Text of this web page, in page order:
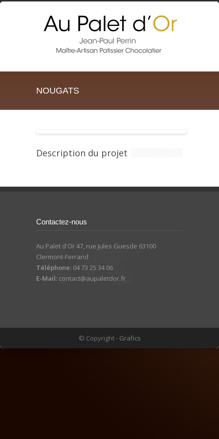
NOUGATS
Description du projet
Contactez-nous
Au Palet d'Or 47, rue Jules Guesde 63100
Clermont-Ferrand
Téléphone: 04 73 25 34 06
E-Mail: contact@aupaletdor.fr
© Copyright - Grafics